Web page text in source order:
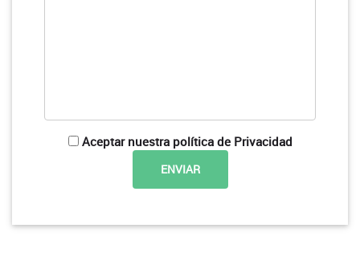
Aceptar nuestra política de Privacidad